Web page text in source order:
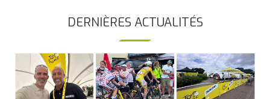
DERNIÈRES ACTUALITÉS